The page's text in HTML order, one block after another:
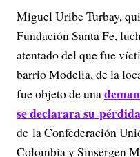
Miguel Uribe Turbay,
Fundación Santa Fe,
atentado del que fue
barrio Modelia, de la
fue objeto de una
se declarara su
de la Confederación
Colombia y Sinsergen